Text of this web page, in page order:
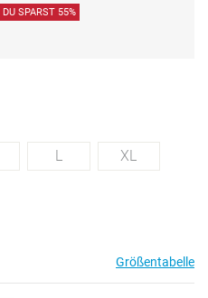
DU SPARST 55%
L XL
Größentabelle